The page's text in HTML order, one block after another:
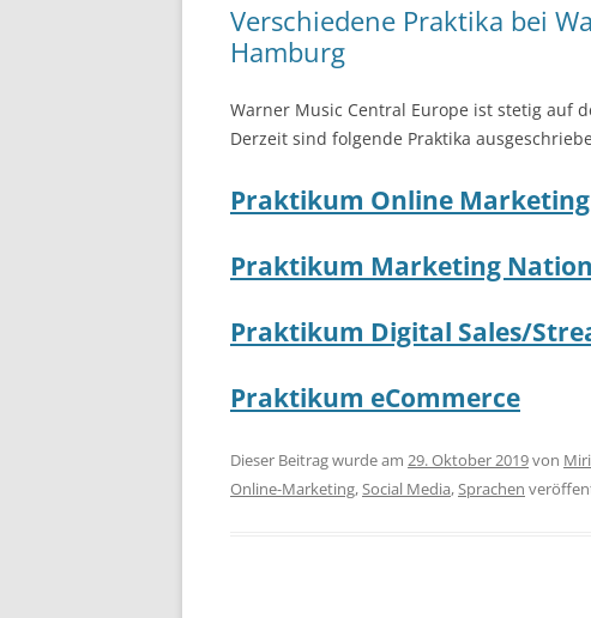
Verschiedene Praktika bei
Hamburg
Warner Music Central Europe ist stetig auf
Derzeit sind folgende Praktika
Praktikum Online Marketing
Praktikum Marketing
Praktikum Digital Sales/
Praktikum eCommerce
Dieser Beitrag wurde am 29. Oktober 2019von
Online-Marketing, Social Media, Sprachen